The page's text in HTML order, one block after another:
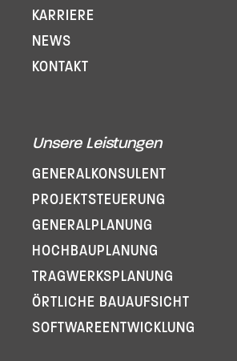
KARRIERE
NEWS
KONTAKT
Unsere Leistungen
GENERAL­KONSULENT
PROJEKT­STEUERUNG
GENERAL­PLANUNG
HOCHBAUPLANUNG
TRAGWERKSPLANUNG
ÖRTLICHE BAUAUFSICHT
SOFTWARE­ENTWICKLUNG